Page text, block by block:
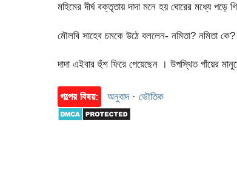
মহিমের দীর্ঘ বক্তৃতায় দাদা মনে হয় ঘোরের মধ্যে
মৌলবি সাহেব চমকে উঠে বললেন- নমিতা? নমিতা কে?
দাদা এইবার হুঁশ ফিরে পেয়েছেন । উপস্থিত গাঁয়ের
গল্পের বিষয়: অনুবাদ· ভৌতিক